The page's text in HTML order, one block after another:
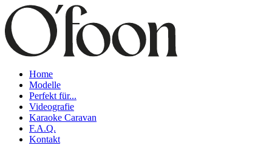
Home
Modelle
Perfekt für...
Videografie
Karaoke Caravan
F.A.Q.
Kontakt